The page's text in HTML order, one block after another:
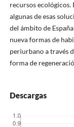
recursos
algunas de esas
del ámbito de
nueva formas de
periurbano a través
forma de
Descargas